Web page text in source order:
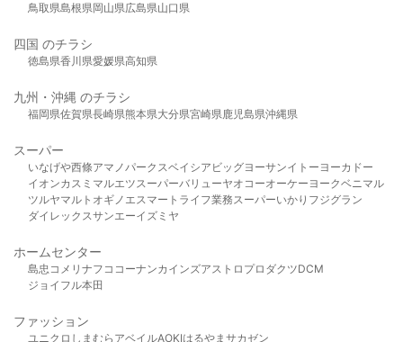
鳥取県島根県岡山県広島県山口県
四国 のチラシ
徳島県香川県愛媛県高知県
九州・沖縄 のチラシ
福岡県佐賀県長崎県熊本県大分県宮崎県鹿児島県沖縄県
スーパー
いなげや西條アマノパークスベイシア ビッグヨーサンイトーヨーカドー
イオンカスミ マルエツスーパーバリューヤオコーオーケー ヨークベニマル
ツルヤマルト オギノ エスマート ライフ業務スーパーいかり フジグラン
ダイレックスサンエーイズミヤ
ホームセンター
島忠 コメリ ナフコ コーナンカインズアストロプロダクツDCM
ジョイフル本田
ファッション
ユニクロ しまむら アベイルAOKIはるやま サカゼン